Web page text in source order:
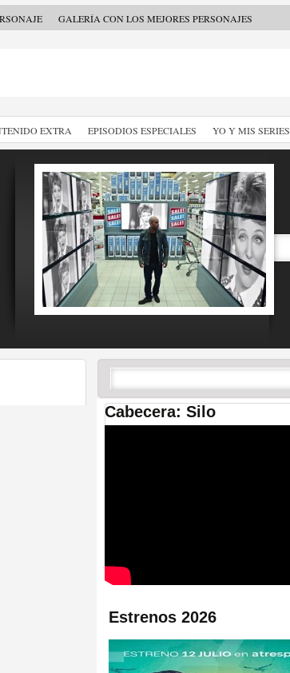
GALERÍA CON LOS MEJORES PERSONAJES
EXTRA EPISODIOS ESPECIALES YO Y MIS SERIES
Cabecera: Silo
Estrenos 2026